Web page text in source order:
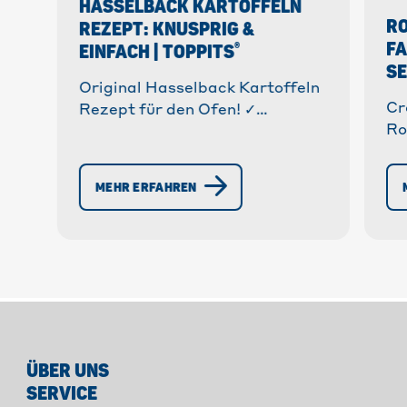
HASSELBACK KARTOFFELN
REZEPT: KNUSPRIG &
EINFACH | TOPPITS®
Original Hasselback Kartoffeln
Rezept für den Ofen! ✓
Alufolie. » Jetzt das Rezept
entdecken und genießen!
MEHR ERFAHREN
ÜBER UNS
SERVICE